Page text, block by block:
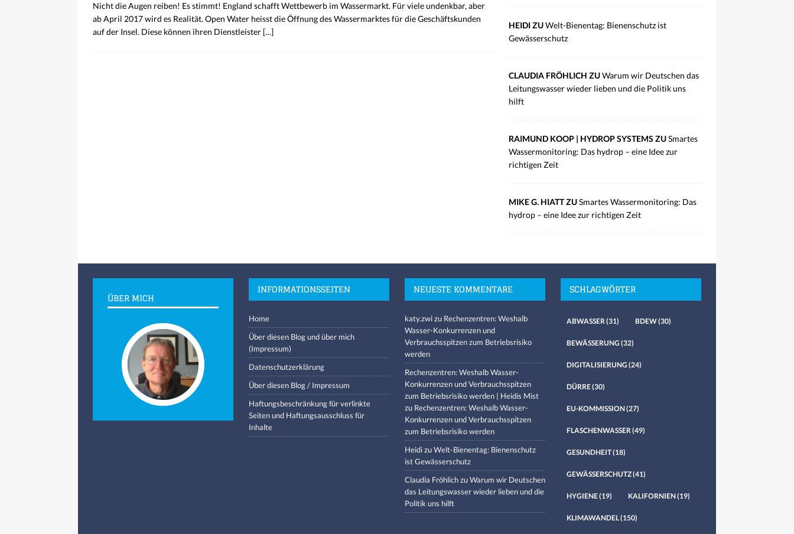
Nicht die Augen reiben! Es stimmt! England schafft Wettbewerb im Wassermarkt. Für viele undenkbar, aber
ab April 2017 wird es Realität. Open Water heisst die Öffnung des Wassermarktes für die Geschäftskunden
auf der Insel. Diese können ihren Dienstleister […]
HEIDI ZUWelt-Bienentag: Bienenschutz ist
Gewässerschutz
CLAUDIA FRÖHLICH ZUWarum wir Deutschen das
Leitungswasser wieder lieben und die Politik uns
hilft
RAIMUND KOOP | HYDROP SYSTEMS ZUSmartes
Wassermonitoring: Das hydrop – eine Idee zur
richtigen Zeit
MIKE G. HIATT ZUSmartes Wassermonitoring: Das
hydrop – eine Idee zur richtigen Zeit
ÜBER MICH
INFORMATIONSSEITEN
Home
Über diesen Blog und über mich
(Impressum)
Datenschutzerklärung
Über diesen Blog / Impressum
Haftungsbeschränkung für verlinkte
Seiten und Haftungsausschluss für
Inhalte
NEUESTE KOMMENTARE
katy.zwizu Rechenzentren: Weshalb
Wasser-Konkurrenzen und
Verbrauchsspitzen zum Betriebsrisiko
werden
Rechenzentren: Weshalb Wasser-
Konkurrenzen und Verbrauchsspitzen
zum Betriebsrisiko werden | Heidis Mist
zu Rechenzentren: Weshalb Wasser-
Konkurrenzen und Verbrauchsspitzen
zum Betriebsrisiko werden
HeidizuWelt-Bienentag: Bienenschutz
ist Gewässerschutz
Claudia FröhlichzuWarum wir Deutschen
das Leitungswasser wieder lieben und die
Politik uns hilft
SCHLAGWÖRTER
ABWASSER (31) BDEW(30)
BEWÄSSERUNG (32)
DIGITALISIERUNG (24)
DÜRRE(30)
EU-KOMMISSION(27)
FLASCHENWASSER (49)
GESUNDHEIT(18)
GEWÄSSERSCHUTZ(41)
HYGIENE(19) KALIFORNIEN(19)
KLIMAWANDEL(150)